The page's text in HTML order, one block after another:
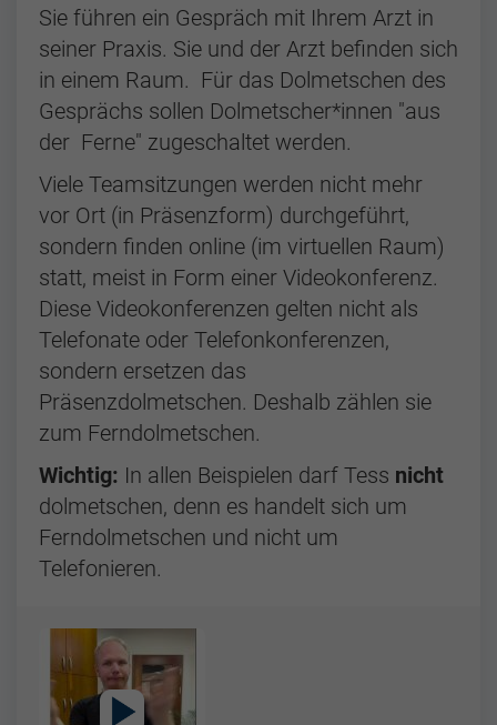
Sie führen ein Gespräch mit Ihrem Arzt in
seiner Praxis. Sie und der Arzt befinden sich
in einem Raum. Für das Dolmetschen des
Gesprächs sollen Dolmetscher*innen "aus
der Ferne" zugeschaltet werden.
Viele Teamsitzungen werden nicht mehr
vor Ort (in Präsenzform) durchgeführt,
sondern finden online (im virtuellen Raum)
statt, meist in Form einer Videokonferenz.
Diese Videokonferenzen gelten nicht als
Telefonate oder Telefonkonferenzen,
sondern ersetzen das
Präsenzdolmetschen. Deshalb zählen sie
zum Ferndolmetschen.
Wichtig: In allen Beispielen darf Tess nicht
dolmetschen, denn es handelt sich um
Ferndolmetschen und nicht um
Telefonieren.